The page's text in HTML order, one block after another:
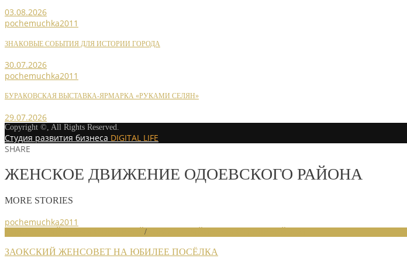
03.08.2026
pochemuchka2011
ЗНАКОВЫЕ СОБЫТИЯ ДЛЯ ИСТОРИИ ГОРОДА
30.07.2026
pochemuchka2011
БУРАКОВСКАЯ ВЫСТАВКА-ЯРМАРКА «РУКАМИ СЕЛЯН»
29.07.2026
Copyright ©, All Rights Reserved.
Студия развития бизнеса DIGITAL LIFE
SHARE
ЖЕНСКОЕ ДВИЖЕНИЕ ОДОЕВСКОГО РАЙОНА
MORE STORIES
pochemuchka2011
/
ЗАОКСКИЙ ЖЕНСОВЕТ НА ЮБИЛЕЕ ПОСЁЛКА